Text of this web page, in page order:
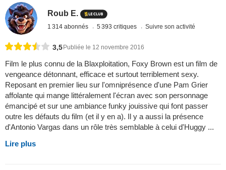
Roub E.
1 314 abonnés 5 393 critiques Suivre son activité
3,5Publiée le 12 novembre 2016
Film le plus connu de la Blaxploitation, Foxy Brown est un film de
vengeance détonnant, efficace et surtout terriblement sexy.
Reposant en premier lieu sur l'omniprésence d'une Pam Grier
affolante qui mange littéralement l'écran avec son personnage
émancipé et sur une ambiance funky jouissive qui font passer
outre les défauts du film (et il y en a). Il y a aussi la présence
d'Antonio Vargas dans un rôle très semblable à celui d'Huggy ...
Lire plus